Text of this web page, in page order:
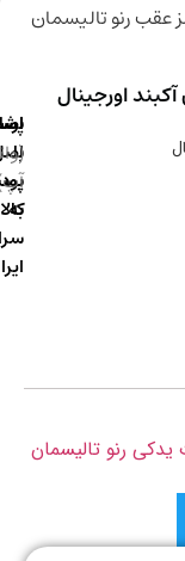
تالیسمان
اورجینال
رنو تالیسمان
سراسر
اصالت
پشتیبانی
(واتس